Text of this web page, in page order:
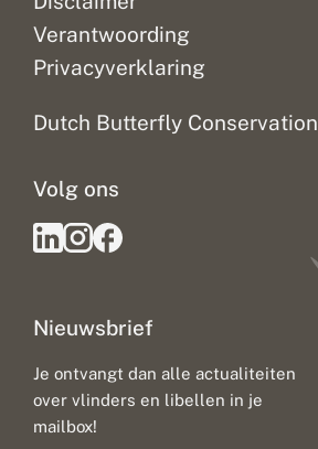
Verantwoording
Privacyverklaring
Dutch Butterfly Conservation
Nieuwsbrief
Je ontvangt dan alle actualiteiten
over vlinders en libellen in je
mailbox!
Volg ons